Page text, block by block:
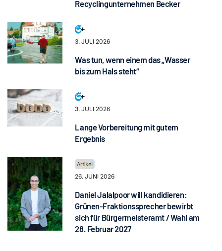
Recyclingunternehmen Becker
3. JULI 2026
Was tun, wenn einem das „Wasser
bis zum Hals steht“
3. JULI 2026
Lange Vorbereitung mit gutem
Ergebnis
26. JUNI 2026
Daniel Jalalpoor will kandidieren:
Grünen-Fraktionssprecher bewirbt
sich für Bürgermeisteramt / Wahl am
28. Februar 2027